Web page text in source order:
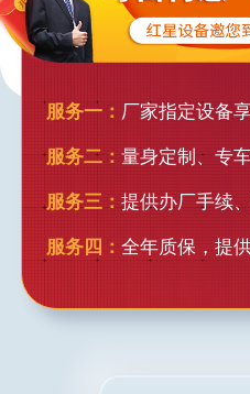
服务一： 厂家指定设备
服务二： 量身定制、专
服务三： 提供办厂手续
服务四： 全年质保，提